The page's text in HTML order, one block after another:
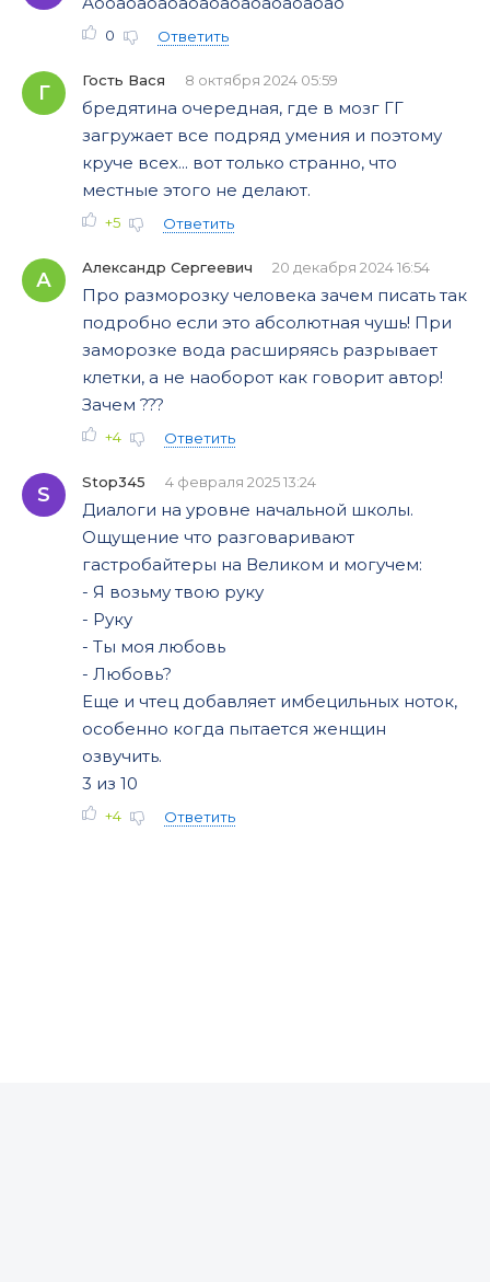
0 Ответить
Г
Гость Вася 8 октября 2024 05:59
бредятина очередная, где в мозг ГГ
загружает все подряд умения и поэтому
круче всех... вот только странно, что
местные этого не делают.
+5 Ответить
А
Александр Сергеевич 20 декабря 2024 16:54
Про разморозку человека зачем писать так
подробно если это абсолютная чушь! При
заморозке вода расширяясь разрывает
клетки, а не наоборот как говорит автор!
Зачем ???
+4 Ответить
S
Stop345 4 февраля 2025 13:24
Диалоги на уровне начальной школы.
Ощущение что разговаривают
гастробайтеры на Великом и могучем:
- Я возьму твою руку
- Руку
- Ты моя любовь
- Любовь?
Еще и чтец добавляет имбецильных ноток,
особенно когда пытается женщин
озвучить.
3 из 10
+4 Ответить